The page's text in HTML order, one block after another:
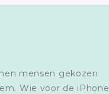
mensen gekozen
Wie voor de iPhone